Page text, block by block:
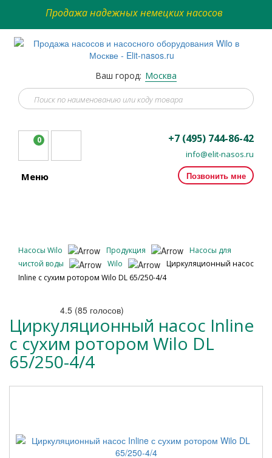
Продажа надежных немецких насосов
Ваш город: Москва
0 +7 (495) 744-86-42
info@elit-nasos.ru
Позвонить мне
Меню
Насосы Wilo Продукция
Насосы для
чистой воды
Wilo
Циркуляционный насос
Inline с сухим ротором Wilo DL 65/250-4/4
4.5 (85 голосов)
Циркуляционный насос Inline
с сухим ротором Wilo DL
65/250-4/4